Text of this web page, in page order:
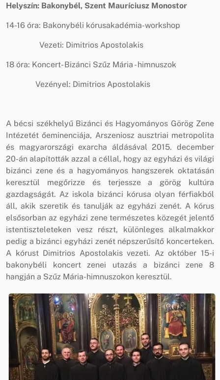
Helyszín: Bakonybél, Szent Mauríciusz Monostor
14-16 óra: Bakonybéli kórusakadémia-workshop
Vezeti: Dimitrios Apostolakis
18 óra: Koncert- Bizánci Szűz Mária - himnuszok
Vezényel: Dimitrios Apostolakis
A bécsi székhelyű Bizánci és Hagyományos Görög Zene
Intézetét őeminenciája, Arszeniosz ausztriai metropolita
és magyarországi exarcha áldásával 2015. december
20-án alapították azzal a céllal, hogy az egyházi és világi
bizánci zene és a hagyományos hangszerek oktatásán
keresztül megőrizze és terjessze a görög kultúra
gazdagságát. Az iskola bizánci kórusa olyan férfiakból
áll, akik szeretik és tanulják az egyházi zenét. A kórus
elsősorban az egyházi zene természetes közegét jelentő
istentiszteleteken vesz részt, különleges alkalmakkor
pedig a bizánci egyházi zenét népszerűsítő koncerteken.
A kórust Dimitrios Apostolakis vezeti. Az október 15-i
bakonybéli koncert zenei utazás a bizánci zene 8
hangján a Szűz Mária-himnuszokon keresztül.